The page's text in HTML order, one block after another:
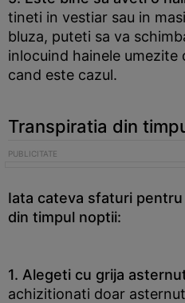
tineti in vestiar sau in
bluza, puteti sa va
inlocuind hainele
cand este cazul.
Transpiratia din
Iata cateva sfaturi
din timpul noptii:
1. Alegeti cu grija
achizitionati doar